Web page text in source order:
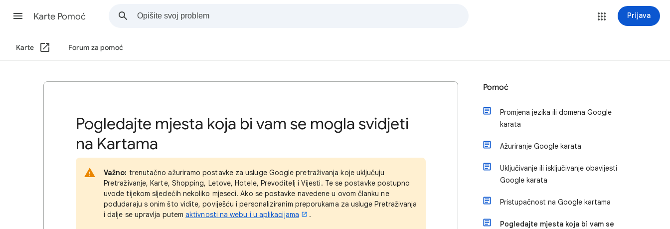
Karte Pomoć Prijava
Karte Forum za pomoć
Pogledajte mjesta koja bi vam se mogla svidjeti
na Kartama
Važno: trenutačno ažuriramo postavke za usluge Google pretraživanja koje uključuju
Pretraživanje, Karte, Shopping, Letove, Hotele, Prevoditelj i Vijesti. Te se postavke postupno
uvode tijekom sljedećih nekoliko mjeseci. Ako se postavke navedene u ovom članku ne
podudaraju s onim što vidite, poviješću i personaliziranim preporukama za usluge Pretraživanja
i dalje se upravlja putemaktivnosti na webu i u aplikacijama .
Pomoć
Promjena jezika ili domena Google
karata
Ažuriranje Google karata
Uključivanje ili isključivanje obavijesti
Google karata
Pristupačnost na Google kartama
Pogledajte mjesta koja bi vam se